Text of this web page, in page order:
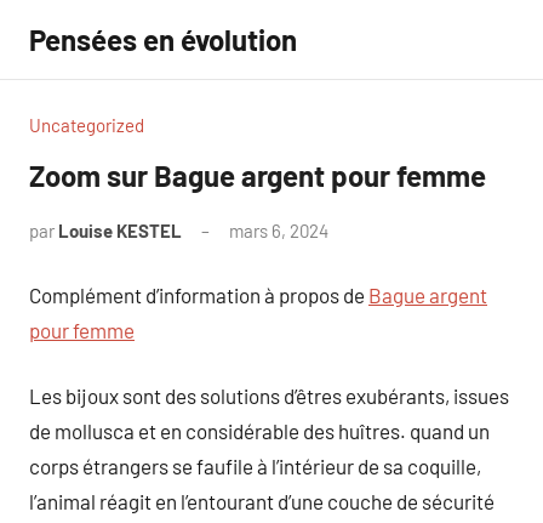
contenu
Pensées en évolution
Uncategorized
Zoom sur Bague argent pour femme
par Louise KESTEL mars 6, 2024
Complément d’information à propos de Bague argent
pour femme
Les bijoux sont des solutions d’êtres exubérants, issues
de mollusca et en considérable des huîtres. quand un
corps étrangers se faufile à l’intérieur de sa coquille,
l’animal réagit en l’entourant d’une couche de sécurité